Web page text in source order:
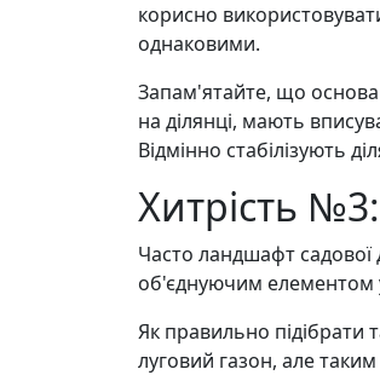
корисно
однаковими.
Запам'ятайте, що основа
на ділянці, мають
Відмінно стабілізують
Хитрість
Часто ландшафт садової
об'єднуючим елементом
Як правильно підібрати
луговий газон, але